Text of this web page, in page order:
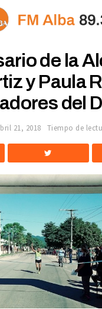
de la
y Paula
del
21, 2018 Tiempo de